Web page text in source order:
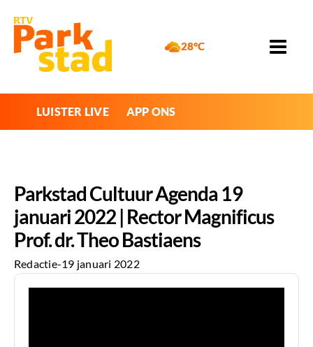
28°C
LUISTER LIVE APP ONS
Parkstad Cultuur Agenda 19
januari 2022 | Rector Magnificus
Prof. dr. Theo Bastiaens
Redactie-19 januari 2022